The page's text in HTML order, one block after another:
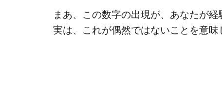
まあ、この数字の出現が、あなたが
実は、これが偶然ではないことを意味